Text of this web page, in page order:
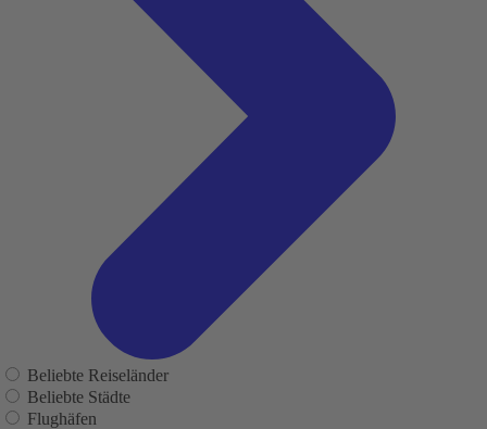
Beliebte Reiseländer
Beliebte Städte
Flughäfen